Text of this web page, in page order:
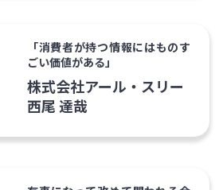
「消費者が持つ情報にはものす
ごい価値がある」
株式会社アール・スリー
西尾 達哉